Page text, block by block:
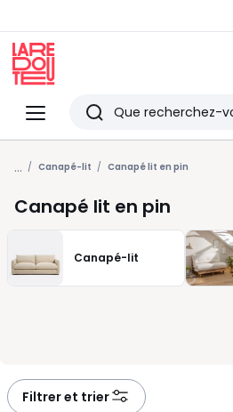
Menu
Redoute
Rechercher
Derniers
articles
vus
... Canapé-lit Canapé lit en pin
Canapé lit en pin
Canapé-lit
Filtrer et trier